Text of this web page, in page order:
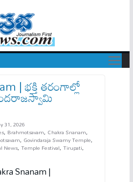
| భక్తి తరంగాల్లో
31, 2026
, Brahmotsavam, Chakra Snanam,
, Govindaraja Swamy Temple,
News, Temple Festival, Tirupati,